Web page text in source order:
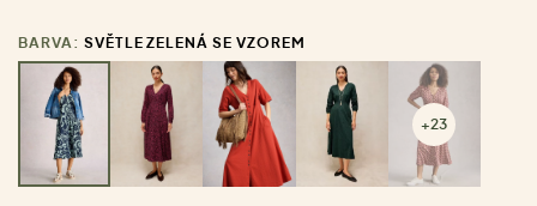
BARVA: SVĚTLE ZELENÁ SE VZOREM
+23